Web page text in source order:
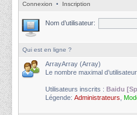
Connexion • Inscription
Nom d’utilisateur:
Qui est en ligne ?
ArrayArray (Array)
Le nombre maximal
Utilisateurs inscrits : Baidu
Légende: Administrateurs